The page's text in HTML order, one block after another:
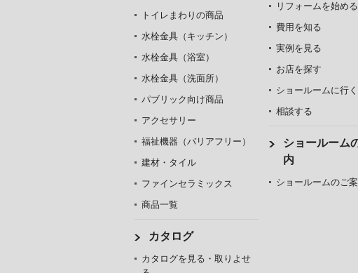
トイレまわりの商品
水栓金具（キッチン）
水栓金具（浴室）
水栓金具（洗面所）
パブリック向け商品
アクセサリー
福祉機器（バリアフリー）
建材・タイル
ファインセラミックス
商品一覧
カタログ
カタログを見る・取りよせ
リフォームを始める
費用を知る
実例を見る
お店を探す
ショールームに行く
相談する
ショールーム
内
ショールームのご